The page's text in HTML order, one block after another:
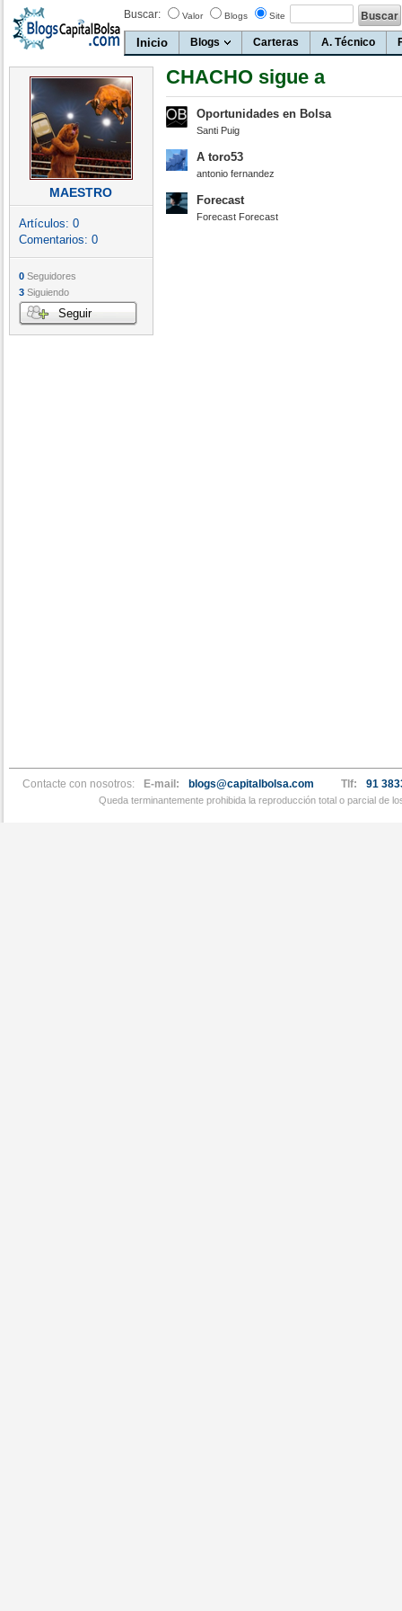
Buscar: Valor Blogs Site
Inicio Blogs Carteras A. Técnico
MAESTRO
Artículos: 0
Comentarios: 0
0 Seguidores
3 Siguiendo
Seguir
CHACHO sigue a
Oportunidades en Bolsa
Santi Puig
A toro53
antonio fernandez
Forecast
Forecast Forecast
Contacte con nosotros: E-mail: blogs@capitalbolsa.com Tlf: 91
Queda terminantemente prohibida la reproducción total o parcial de